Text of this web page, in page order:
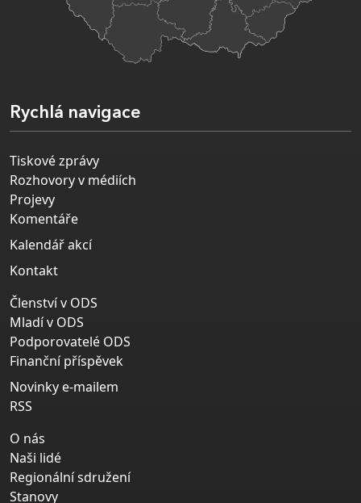
Rychlá navigace
Tiskové zprávy
Rozhovory v médiích
Projevy
Komentáře
Kalendář akcí
Kontakt
Členství v ODS
Mladí v ODS
Podporovatelé ODS
Finanční příspěvek
Novinky e-mailem
RSS
O nás
Naši lidé
Regionální sdružení
Stanovy